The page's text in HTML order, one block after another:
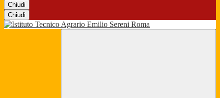
Chiudi
Chiudi